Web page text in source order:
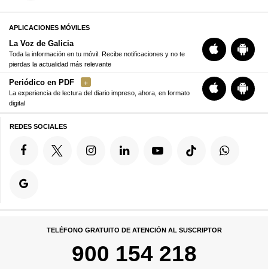
APLICACIONES MÓVILES
La Voz de Galicia
Toda la información en tu móvil. Recibe notificaciones y no te
pierdas la actualidad más relevante
Periódico en PDF
La experiencia de lectura del diario impreso, ahora, en formato
digital
REDES SOCIALES
TELÉFONO GRATUITO DE ATENCIÓN AL SUSCRIPTOR
900 154 218